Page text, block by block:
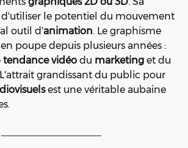
le potentiel du mouvement
outil d'animation. Le graphisme
poupe depuis plusieurs années :
tendance vidéo du marketing et du
grandissant du public pour
est une véritable aubaine